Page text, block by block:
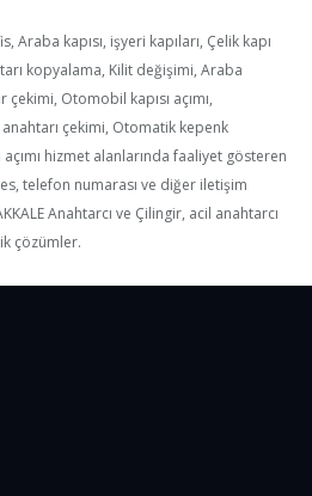
Araba kapısı, işyeri kapıları, Çelik kapı
kopyalama, Kilit değişimi, Araba
Otomobil kapısı açımı,
çekimi, Otomatik kepenk
hizmet alanlarında faaliyet gösteren
telefon numarası ve diğer iletişim
Anahtarcı ve Çilingir, acil anahtarcı
çözümler.